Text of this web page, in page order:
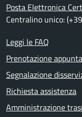
Posta Elettronica
Centralino unico:
Leggi le FAQ
Prenotazione
Segnalazione
Richiesta assistenza
Amministrazione